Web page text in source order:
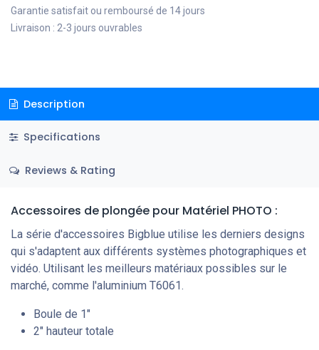
Garantie satisfait ou remboursé de 14 jours
Livraison : 2-3 jours ouvrables
Description
Specifications
Reviews & Rating
Accessoires de plongée pour Matériel PHOTO :
La série d'accessoires Bigblue utilise les derniers designs
qui s'adaptent aux différents systèmes photographiques et
vidéo. Utilisant les meilleurs matériaux possibles sur le
marché, comme l'aluminium T6061.
Boule de 1″
2″ hauteur totale